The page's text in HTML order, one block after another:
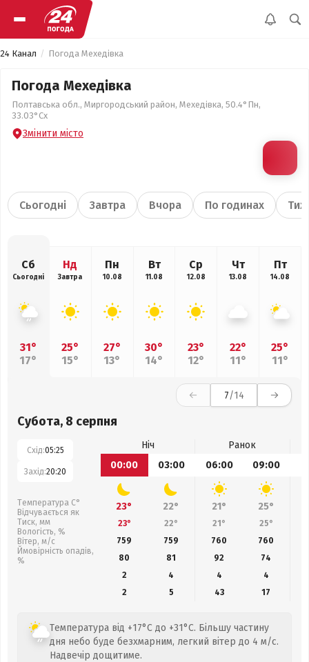
24 Канал Погода Мехедівка
Погода Мехедівка
Полтавська обл., Миргородський район, Мехедівка, 50.4°Пн,
33.03°Сх
Змінити місто
Сьогодні Завтра Вчора По годинах
Сб
Сьогодні
31°
17°
Нд
Завтра
25°
15°
Пн
10.08
27°
13°
Вт
11.08
30°
14°
Ср
12.08
23°
12°
Чт
13.08
22°
11°
Пт
14.08
25°
11°
7/14
Субота, 8 серпня
Схід:05:25
Захід:20:20
Температура С°
Відчувається як
Тиск, мм
Вологість, %
Вітер, м/с
Ймовірність опадів,
%
Ніч
Ранок
00:00
03:00 06:00 09:00
23° 22° 21° 25°
23° 22° 21° 25°
759
759 760 760
80
81 92 74
2
4 4
4
2
5 43 17
Температура від +17°C до +31°C. Більшу частину
дня небо буде безхмарним, легкий вітер до 4 м/с.
Надвечір дощитиме.